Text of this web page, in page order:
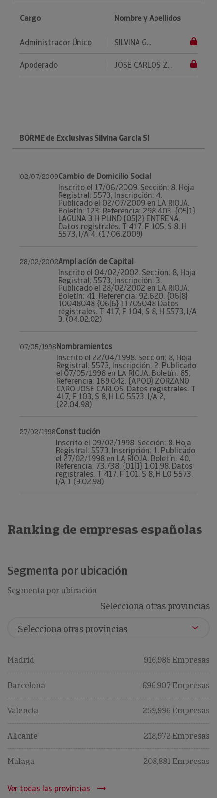
Cargo Nombre y Apellidos
Administrador Único SILVINA G...
Apoderado JOSE CARLOS Z...
BORME de Exclusivas Silvina Garcia Sl
02/07/2009Cambio de Domicilio Social
Inscrito el 17/06/2009. Sección: 8, Hoja
Registral: 5573, Inscripción: 4.
Publicado el 02/07/2009 en LA RIOJA.
Boletín: 123, Referencia: 298.403. {05|1}
LAGUNA 3 H PLIND {05|2} ENTRENA.
Datos registrales. T 417, F 105, S 8, H
5573, I/A 4, (17.06.2009)
28/02/2002Ampliación de Capital
Inscrito el 04/02/2002. Sección: 8, Hoja
Registral: 5573, Inscripción: 3.
Publicado el 28/02/2002 en LA RIOJA.
Boletín: 41, Referencia: 92.620. {06|8}
10048048 {06|6} 11705048 Datos
registrales. T 417, F 104, S 8, H 5573, I/A
3, (04.02.02)
07/05/1998Nombramientos
Inscrito el 22/04/1998. Sección: 8, Hoja
Registral: 5573, Inscripción: 2. Publicado
el 07/05/1998 en LA RIOJA. Boletín: 85,
Referencia: 169.042. {APOD} ZORZANO
CARO JOSE CARLOS. Datos registrales. T
417, F 103, S 8, H LO 5573, I/A 2,
(22.04.98)
27/02/1998Constitución
Inscrito el 09/02/1998. Sección: 8, Hoja
Registral: 5573, Inscripción: 1. Publicado
el 27/02/1998 en LA RIOJA. Boletín: 40,
Referencia: 73.738. {01|1} 1.01.98. Datos
registrales. T 417, F 101, S 8, H LO 5573,
I/A 1 (9.02.98)
Ranking de empresas españolas
Segmenta por ubicación
Segmenta por ubicación
Selecciona otras provincias
Madrid 916,986 Empresas
Barcelona 696,907 Empresas
Valencia 259,996 Empresas
Alicante 218,972 Empresas
Malaga 208,881 Empresas
Ver todas las provincias